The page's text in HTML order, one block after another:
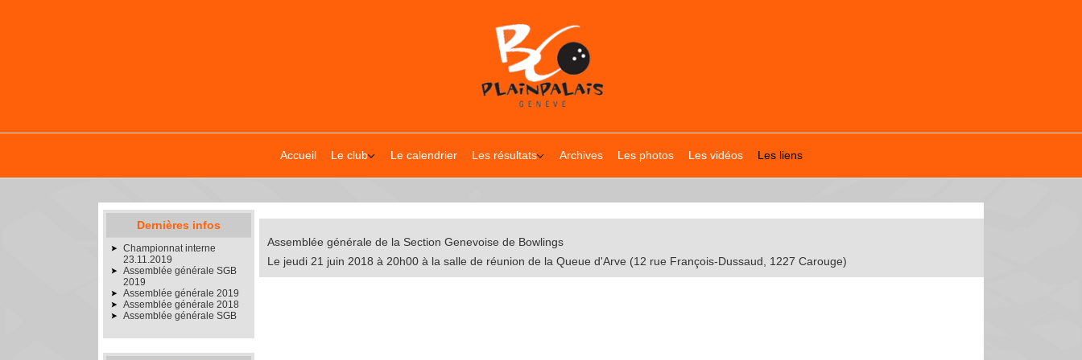
Accueil Le club Le calendrier Les résultats Archives Les photos Les vidéos Les liens
Dernières infos
Championnat interne
23.11.2019
Assemblée générale SGB
2019
Assemblée générale 2019
Assemblée générale 2018
Assemblée générale SGB
Assemblée générale de la Section Genevoise de Bowlings
Le jeudi 21 juin 2018 à 20h00 à la salle de réunion de la Queue d'Arve (12 rue François-Dussaud, 1227 Carouge)